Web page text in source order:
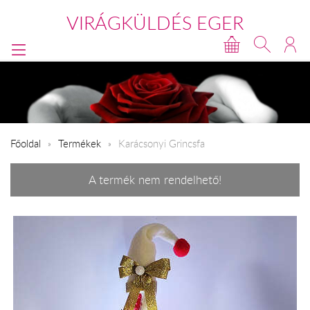
VIRÁGKÜLDÉS EGER
Főoldal Termékek Karácsonyi Grincsfa
A termék nem rendelhető!